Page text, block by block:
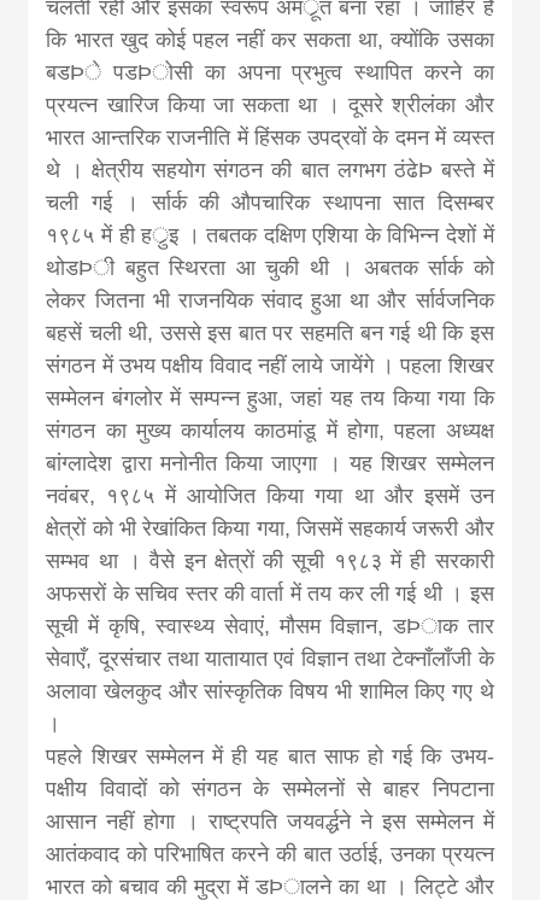
चलती रही और इसका स्वरूप अमर्ूत बना रहा । जाहिर है
कि भारत खुद कोई पहल नहीं कर सकता था, क्योंकि उसका
बडÞे पडÞोसी का अपना प्रभुत्व स्थापित करने का
प्रयत्न खारिज किया जा सकता था । दूसरे श्रीलंका और
भारत आन्तरिक राजनीति में हिंसक उपद्रवों के दमन में व्यस्त
थे । क्षेत्रीय सहयोग संगठन की बात लगभग ठंढेÞ बस्ते में
चली गई । र्सार्क की औपचारिक स्थापना सात दिसम्बर
१९८५ में ही हर्ुइ । तबतक दक्षिण एशिया के विभिन्न देशों में
थोडÞी बहुत स्थिरता आ चुकी थी । अबतक र्सार्क को
लेकर जितना भी राजनयिक संवाद हुआ था और र्सार्वजनिक
बहसें चली थी, उससे इस बात पर सहमति बन गई थी कि इस
संगठन में उभय पक्षीय विवाद नहीं लाये जायेंगे । पहला शिखर
सम्मेलन बंगलोर में सम्पन्न हुआ, जहां यह तय किया गया कि
संगठन का मुख्य कार्यालय काठमांडू में होगा, पहला अध्यक्ष
बांग्लादेश द्वारा मनोनीत किया जाएगा । यह शिखर सम्मेलन
नवंबर, १९८५ में आयोजित किया गया था और इसमें उन
क्षेत्रों को भी रेखांकित किया गया, जिसमें सहकार्य जरूरी और
सम्भव था । वैसे इन क्षेत्रों की सूची १९८३ में ही सरकारी
अफसरों के सचिव स्तर की वार्ता में तय कर ली गई थी । इस
सूची में कृषि, स्वास्थ्य सेवाएं, मौसम विज्ञान, डÞाक तार
सेवाएँ, दूरसंचार तथा यातायात एवं विज्ञान तथा टेक्नाँलाँजी के
अलावा खेलकुद और सांस्कृतिक विषय भी शामिल किए गए थे
।
पहले शिखर सम्मेलन में ही यह बात साफ हो गई कि उभय-
पक्षीय विवादों को संगठन के सम्मेलनों से बाहर निपटाना
आसान नहीं होगा । राष्ट्रपति जयवर्द्धने ने इस सम्मेलन में
आतंकवाद को परिभाषित करने की बात उर्ठाई, उनका प्रयत्न
भारत को बचाव की मुद्रा में डÞालने का था । लिट्टे और